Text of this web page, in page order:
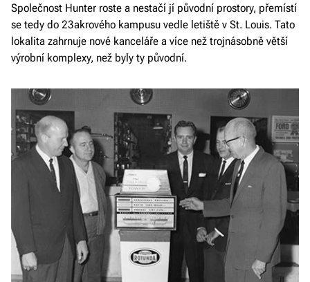
Společnost Hunter roste a nestačí jí původní prostory, přemístí
se tedy do 23akrového kampusu vedle letiště v St. Louis. Tato
lokalita zahrnuje nové kanceláře a více než trojnásobně větší
výrobní komplexy, než byly ty původní.